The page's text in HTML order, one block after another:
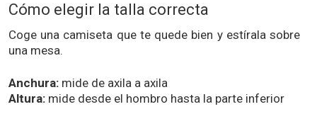
Cómo elegir la talla correcta
Coge una camiseta que te quede bien y estírala sobre
una mesa.
Anchura: mide de axila a axila
Altura: mide desde el hombro hasta la parte inferior